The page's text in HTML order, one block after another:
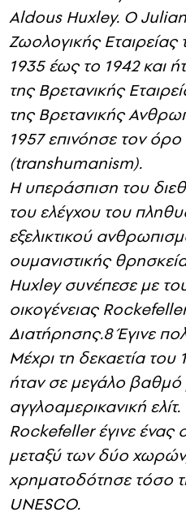
Ο Huxley ήταν
Thomas Huxley και
Aldous Huxley. Ο Julian
Ζωολογικής
1935 έως το 1942 και
της Βρετανικής
της Βρετανικής
1957 επινόησε τον
(transhumanism).
Η υπεράσπιση του
του ελέγχου του
εξελικτικού
ουμανιστικής
Huxley συνέπεσε με
οικογένειας
Διατήρησης.8 Έγινε
Μέχρι τη δεκαετία του
ήταν σε μεγάλο βαθμό
αγγλοαμερικανική
Rockefeller έγινε ένας
μεταξύ των δύο